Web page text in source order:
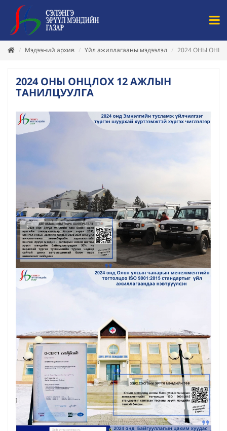
Мэдээний архив Үйл ажиллагааны мэдээлэл 2024 ОНЫ
2024 ОНЫ ОНЦЛОХ 12 АЖЛЫН
ТАНИЛЦУУЛГА